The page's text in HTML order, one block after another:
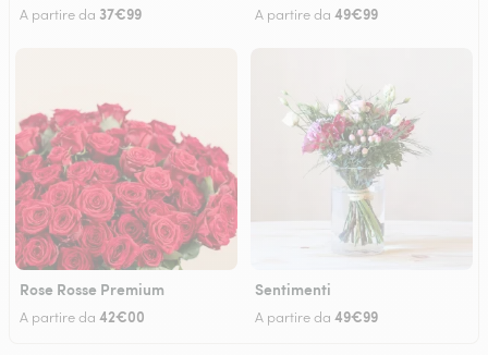
A partire da 37€99 A partire da 49€99
Rose Rosse Premium
A partire da 42€00
Sentimenti
A partire da 49€99